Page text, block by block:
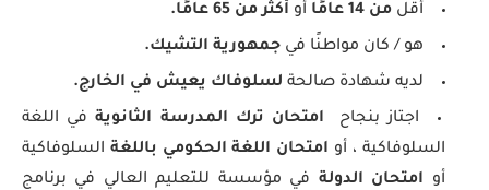
أقلمن 14 عامًا أو أكثر من 65 عامًا.
هو / كان مواطنًا فيجمهورية التشيك.
لديه شهادة صالحة لسلوفاك يعيش في الخارج.
اجتاز بنجاح امتحان ترك المدرسة الثانويةفي اللغة
السلوفاكية ، أو امتحان اللغة الحكومي باللغة السلوفاكية
أو امتحان الدولة في مؤسسة للتعليم العالي في برنامج